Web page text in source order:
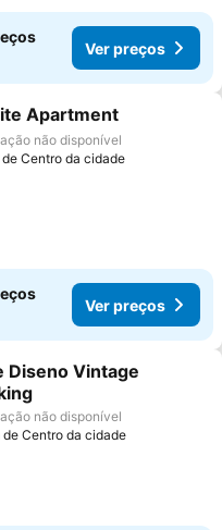
Ver preços
aos favoritos
Apartment
não disponível
Centro da cidade
Ver preços
aos favoritos
Diseno Vintage
não disponível
Centro da cidade